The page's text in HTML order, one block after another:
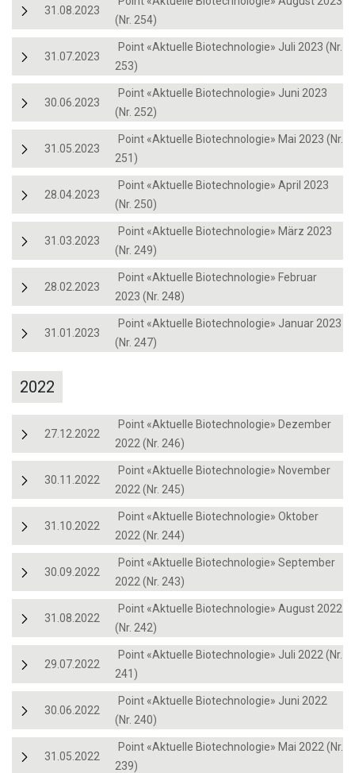
31.08.2023
(Nr. 254)
31.07.2023
Point «Aktuelle Biotechnologie» Juli 2023 (Nr.
253)
30.06.2023
Point «Aktuelle Biotechnologie» Juni 2023
(Nr. 252)
31.05.2023
Point «Aktuelle Biotechnologie» Mai 2023 (Nr.
251)
28.04.2023
Point «Aktuelle Biotechnologie» April 2023
(Nr. 250)
31.03.2023
Point «Aktuelle Biotechnologie» März 2023
(Nr. 249)
28.02.2023
Point «Aktuelle Biotechnologie» Februar
2023 (Nr. 248)
31.01.2023
Point «Aktuelle Biotechnologie» Januar 2023
(Nr. 247)
2022
27.12.2022
Point «Aktuelle Biotechnologie» Dezember
2022 (Nr. 246)
30.11.2022
Point «Aktuelle Biotechnologie» November
2022 (Nr. 245)
31.10.2022
Point «Aktuelle Biotechnologie» Oktober
2022 (Nr. 244)
30.09.2022
Point «Aktuelle Biotechnologie» September
2022 (Nr. 243)
31.08.2022
Point «Aktuelle Biotechnologie» August 2022
(Nr. 242)
29.07.2022
Point «Aktuelle Biotechnologie» Juli 2022 (Nr.
241)
30.06.2022
Point «Aktuelle Biotechnologie» Juni 2022
(Nr. 240)
31.05.2022
Point «Aktuelle Biotechnologie» Mai 2022 (Nr.
239)